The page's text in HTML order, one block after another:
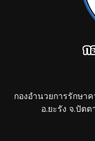
กองอำนวยการรักษา
อ.ยะรัง จ.ปัต